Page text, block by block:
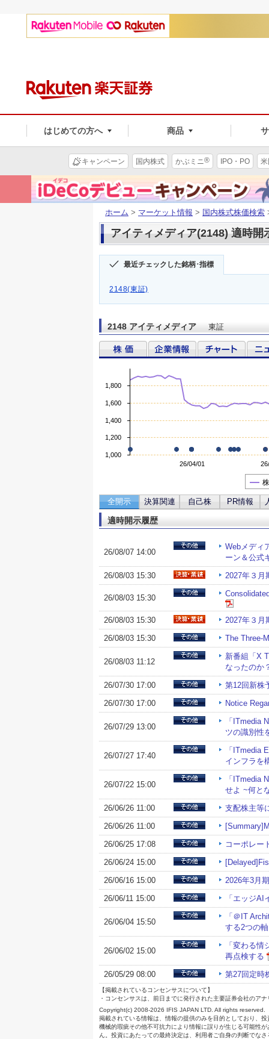
はじめての方へ 商品
キャンペーン 国内株式 かぶミニ® IPO・PO
ホーム > マーケット情報 > 国内株式株価検索
アイティメディア(2148) 適時開
最近チェックした銘柄･指標
2148(東証)
2148 アイティメディア 東証